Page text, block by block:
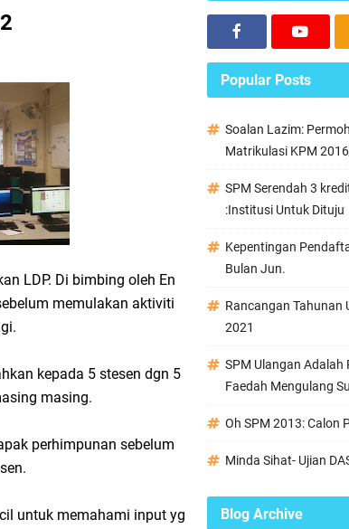
LDP. Di bimbing oleh En
memulakan aktiviti
kepada 5 stesen dgn 5
masing.
perhimpunan sebelum
untuk memahami input yg
Popular Posts
Soalan Lazim:
Matrikulasi KPM
SPM Serendah 3
:Institusi Untuk Dituju
Kepentingan
Bulan Jun.
Rancangan Tahunan
2021
SPM Ulangan Adalah
Faedah Mengulang
Oh SPM 2013: Calon
Minda Sihat- Ujian
Blog Archive